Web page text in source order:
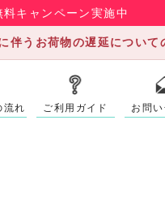
料キャンペーン実施中
伴うお荷物の遅延について
流れ ご利用ガイド お問